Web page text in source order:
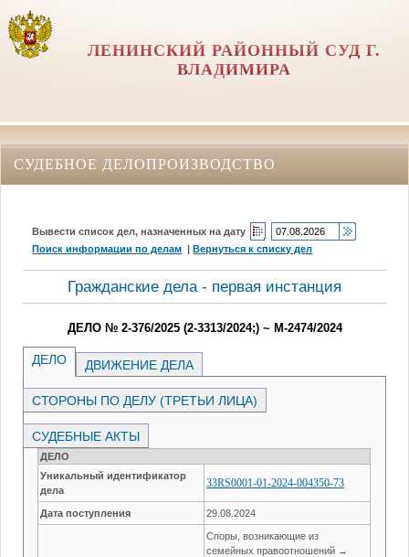
ЛЕНИНСКИЙ РАЙОННЫЙ СУД Г.
ВЛАДИМИРА
СУДЕБНОЕ ДЕЛОПРОИЗВОДСТВО
Вывести список дел, назначенных на дату
Поиск информации по делам |Вернуться к списку дел
Гражданские дела - первая инстанция
ДЕЛО № 2-376/2025 (2-3313/2024;) ~ М-2474/2024
ДЕЛО ДВИЖЕНИЕ ДЕЛА
СТОРОНЫ ПО ДЕЛУ (ТРЕТЬИ ЛИЦА)
СУДЕБНЫЕ АКТЫ
ДЕЛО
Уникальный идентификатор
дела
33RS0001-01-2024-004350-73
Дата поступления 29.08.2024
Споры, возникающие из
семейных правоотношений →